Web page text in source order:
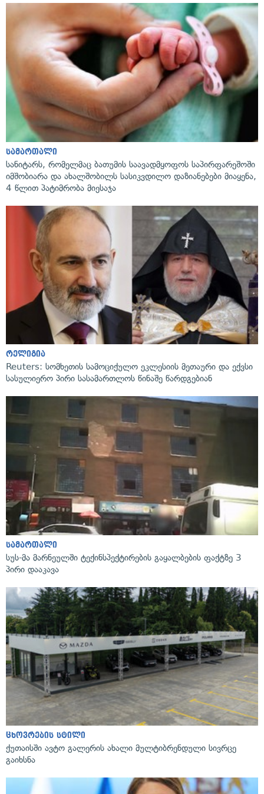
სამართალი
სანიტარს, რომელმაც ბათუმის საავადმყოფოს საპირფარეშოში
იმშობიარა და ახალშობილს სასიკვდილო დაზიანებები მიაყენა,
4 წლით პატიმრობა მიესაჯა
რელიგია
Reuters: სომხეთის სამოციქულო ეკლესიის მეთაური და ექვსი
სასულიერო პირი სასამართლოს წინაშე წარდგებიან
სამართალი
სუს-მა მარნეულში ტექინსპექტირების გაყალბების ფაქტზე 3
პირი დააკავა
ცხოვრების სტილი
ქუთაისში ავტო გალერის ახალი მულტიბრენდული სივრცე
გაიხსნა